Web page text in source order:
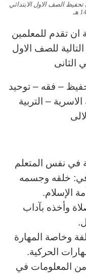
الصف الاول الابتدائي
ان تقدم للمعلمين
للصف الاول
الثانى
– فقه – توحيد
– التربية
في نفس المتعلم
في: خلقه وجسمه
الإسلام.
وأخذه بآداب
وخاصة المهارة
الحركية.
من المعلومات في